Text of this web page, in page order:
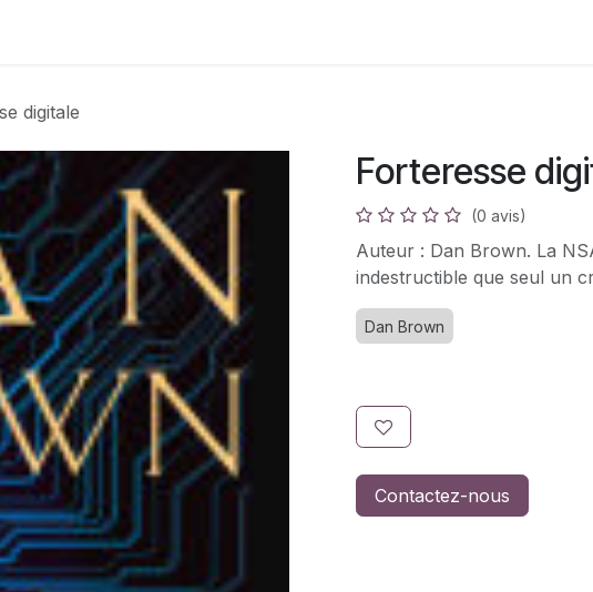
digitale
Forteresse
(0 avis)
Auteur : Dan Brown. La
indestructible que seul un
Dan Brown
Contactez-nous